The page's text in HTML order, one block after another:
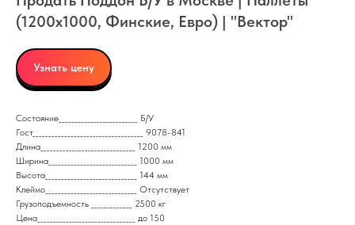
(1200x1000, Финские, Евро) | "Вектор"
Узнать цену
Состояние_________________________ Б/У
Гост___________________________________ 9078-841
Длина______________________________ 1200 мм
Ширина____________________________ 1000 мм
Высота_____________________________ 144 мм
Клеймо_____________________________ Отсутствует
Грузоподъемность _____________ 2500 кг
Цена_______________________________ до 150